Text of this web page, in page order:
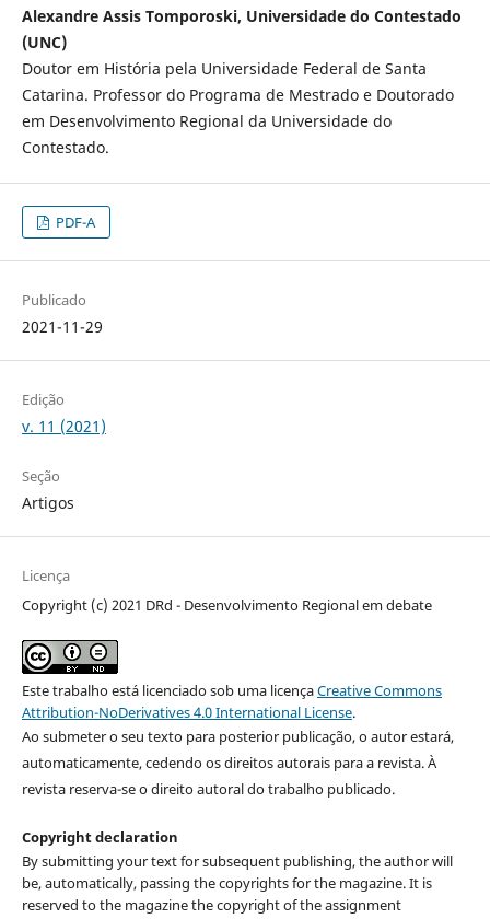
Alexandre Assis Tomporoski, Universidade do Contestado
(UNC)
Doutor em História pela Universidade Federal de Santa
Catarina. Professor do Programa de Mestrado e Doutorado
em Desenvolvimento Regional da Universidade do
Contestado.
PDF-A
Publicado
2021-11-29
Edição
v. 11 (2021)
Seção
Artigos
Licença
Copyright (c) 2021 DRd - Desenvolvimento Regional em debate
Este trabalho está licenciado sob uma licençaCreative Commons
Attribution-NoDerivatives 4.0 International License.
Ao submeter o seu texto para posterior publicação, o autor estará,
automaticamente, cedendo os direitos autorais para a revista. À
revista reserva-se o direito autoral do trabalho publicado.
Copyright declaration
By submitting your text for subsequent publishing, the author will
be, automatically, passing the copyrights for the magazine. It is
reserved to the magazine the copyright of the assignment